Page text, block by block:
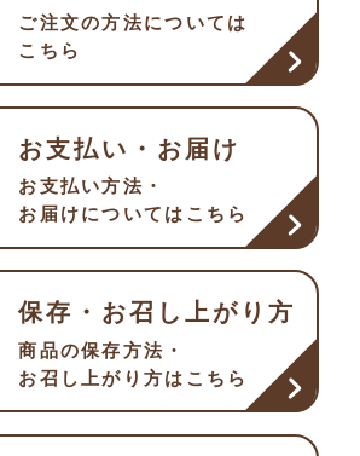
ご注文の方法について は
こちら
お支払い・お届け
お支払い方法・
お届けについてはこちら
保存・お召し上がり方
商品の保存方法・
お召し
上がり方はこちら